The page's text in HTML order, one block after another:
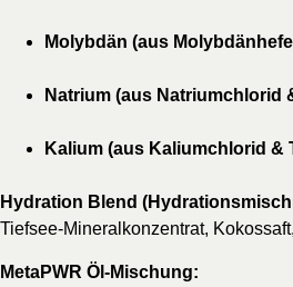
Molybdän (aus
Natrium (aus Natriumchlorid
Kalium (aus Kaliumchlorid &
Hydration Blend
Tiefsee-Mineralkonzentrat,
MetaPWR Öl-Mischung: